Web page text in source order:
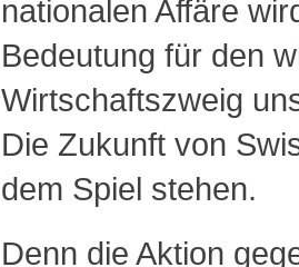
nationalen Affäre
Bedeutung für den
Wirtschaftszweig
Die Zukunft von
dem Spiel stehen.
Denn die Aktion